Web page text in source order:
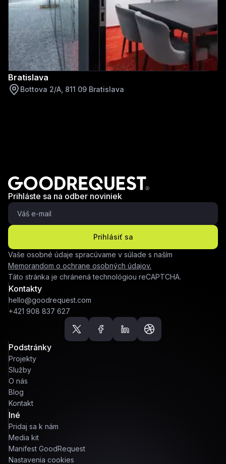
Bratislava
Bottova 2/A, 811 09 Bratislava
Prihláste sa na odber noviniek
Prihlásiť sa
Vaše osobné údaje spracúvame v súlade s naším
Memorandom o ochrane osobných údajov.
Táto stránka je chránená technológiou reCAPTCHA.
Kontakty
hello@goodrequest.com
+421 908 837 627
Podstránky
Projekty
Služby
O nás
Blog
Kontakt
Iné
Pridaj sa k nám
Media kit
Manifest GoodRequest
Nastavenia cookies